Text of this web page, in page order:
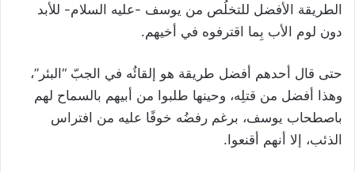
الطريقة الأفضل للتخلُص من يوسف -عليه السلام- للأبد
دون لوم الأب بِما اقترفوه في أخيهم.
حتى قال أحدهم أفضل طريقة هو إلقائُه في الجبّ “البئر”،
وهذا أفضل من قتلِه، وحينها طلبوا من أبيهم بالسماح لهم
باصطحاب يوسف، برغم رفضُه خوفًا عليه من افتراس
الذئب، إلا أنهم أقنعوا.